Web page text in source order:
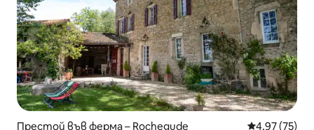
Престой във ферма – Rochegude Средна
4,97 (75)